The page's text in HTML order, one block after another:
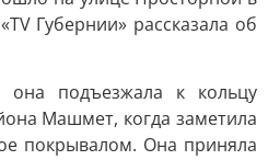
Губернии» рассказала об
подъезжала к кольцу
Машмет, когда заметила
покрывалом. Она приняла